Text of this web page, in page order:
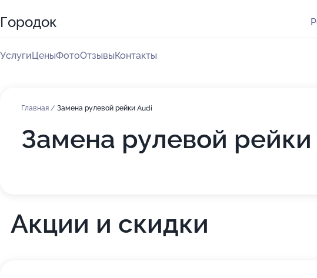
Городок
УслугиЦеныФотоОтзывыКонтакты
Главная / Замена рулевой рейки Audi
Замена рулевой
Акции и скидки